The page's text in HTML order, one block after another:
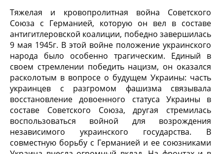
Тяжелая и кровопролитная война Советского
Союза с Германией, которую он вел в составе
антигитлеровской коалиции, победно завершилась
9 мая 1945г. В этой войне положение украинского
народа было особенно трагическим. Единый в
своем стремлении победить нацизм, он оказался
расколотым в вопросе о будущем Украины: часть
украинцев с разгромом фашизма связывала
восстановление довоенного статуса Украины в
составе Советского Союза, другая стремилась
воспользоваться войной для возрождения
независимого украинского государства. В
совместную борьбу с Германией и ее союзниками